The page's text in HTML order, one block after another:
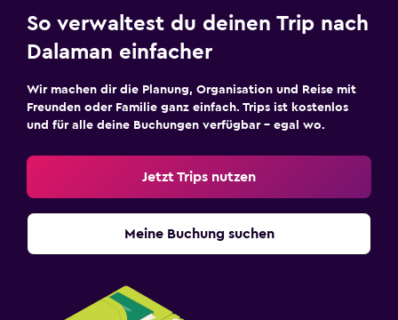
So verwaltest du deinen Trip nach
Dalaman einfacher
Wir machen dir die Planung, Organisation und Reise mit
Freunden oder Familie ganz einfach. Trips ist kostenlos
und für alle deine Buchungen verfügbar – egal wo.
Jetzt Trips nutzen
Meine Buchung suchen